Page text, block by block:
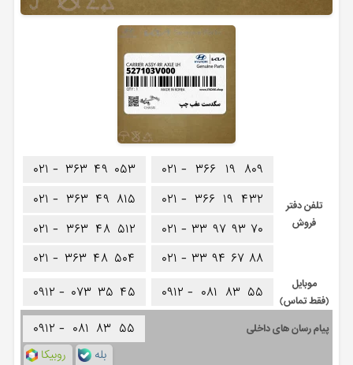
تلفن دفتر
فروش
۰۲۱ - ۳۶۶ ۱۹ ۸۰۹
۰۲۱ - ۳۶۶ ۱۹ ۴۳۲
۰۲۱ - ۳۳ ۹۷ ۹۳ ۷۰
۰۲۱ - ۳۳ ۹۴ ۶۷ ۸۸
۰۲۱ - ۳۶۳ ۴۹ ۰۵۳
۰۲۱ - ۳۶۳ ۴۹ ۸۱۵
۰۲۱ - ۳۶۳ ۴۸ ۵۱۲
۰۲۱ - ۳۶۳ ۴۸ ۵۰۴
موبایل
(فقط تماس)
۰۹۱۲ - ۰۸۱ ۸۳ ۵۵ ۰۹۱۲ - ۰۷۳ ۳۵ ۴۵
پیام رسان های داخلی ۰۹۱۲ - ۰۸۱ ۸۳ ۵۵
روبیکا بله